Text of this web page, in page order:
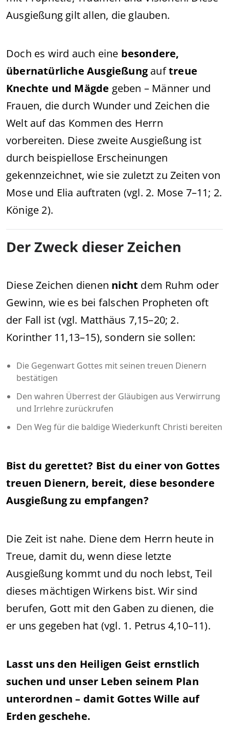
Ausgießung gilt allen, die glauben.
Doch es wird auch eine besondere,
übernatürliche Ausgießung auftreue
Knechte und Mägde geben – Männer und
Frauen, die durch Wunder und Zeichen die
Welt auf das Kommen des Herrn
vorbereiten. Diese zweite Ausgießung ist
durch beispiellose Erscheinungen
gekennzeichnet, wie sie zuletzt zu Zeiten von
Mose und Elia auftraten (vgl. 2. Mose 7–11; 2.
Könige 2).
Der Zweck dieser Zeichen
Diese Zeichen dienen nicht dem Ruhm oder
Gewinn, wie es bei falschen Propheten oft
der Fall ist (vgl. Matthäus 7,15–20; 2.
Korinther 11,13–15), sondern sie sollen:
Die Gegenwart Gottes mit seinen treuen Dienern
bestätigen
Den wahren Überrest der Gläubigen aus Verwirrung
und Irrlehre zurückrufen
Den Weg für die baldige Wiederkunft Christi bereiten
Bist du gerettet? Bist du einer von Gottes
treuen Dienern, bereit, diese besondere
Ausgießung zu empfangen?
Die Zeit ist nahe. Diene dem Herrn heute in
Treue, damit du, wenn diese letzte
Ausgießung kommt und du noch lebst, Teil
dieses mächtigen Wirkens bist. Wir sind
berufen, Gott mit den Gaben zu dienen, die
er uns gegeben hat (vgl. 1. Petrus 4,10–11).
Lasst uns den Heiligen Geist ernstlich
suchen und unser Leben seinem Plan
unterordnen – damit Gottes Wille auf
Erden geschehe.